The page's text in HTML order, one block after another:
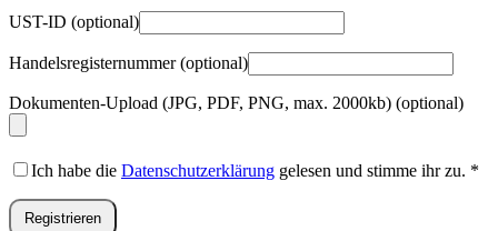
UST-ID (optional)
Handelsregisternummer(optional)
Dokumenten-Upload (JPG, PDF, PNG, max. 2000kb) (optional)
Ich habe die Datenschutzerklärung gelesen und stimme ihr zu. *
Registrieren